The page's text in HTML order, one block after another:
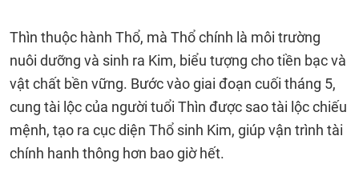
Thìn thuộc hành Thổ, mà Thổ chính là môi trường
nuôi dưỡng và sinh ra Kim, biểu tượng cho tiền bạc và
vật chất bền vững. Bước vào giai đoạn cuối tháng 5,
cung tài lộc của người tuổi Thìn được sao tài lộc chiếu
mệnh, tạo ra cục diện Thổ sinh Kim, giúp vận trình tài
chính hanh thông hơn bao giờ hết.